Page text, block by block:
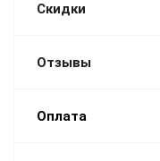
Скидки
Отзывы
Оплата